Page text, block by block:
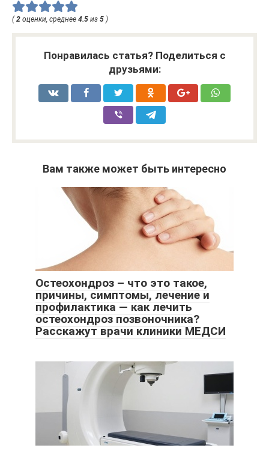
(2 оценки, среднее 4.5 из 5 )
Понравилась статья? Поделиться с
друзьями:
Вам также может быть интересно
Остеохондроз – что это такое,
причины, симптомы, лечение и
профилактика — как лечить
остеохондроз позвоночника?
Расскажут врачи клиники МЕДСИ